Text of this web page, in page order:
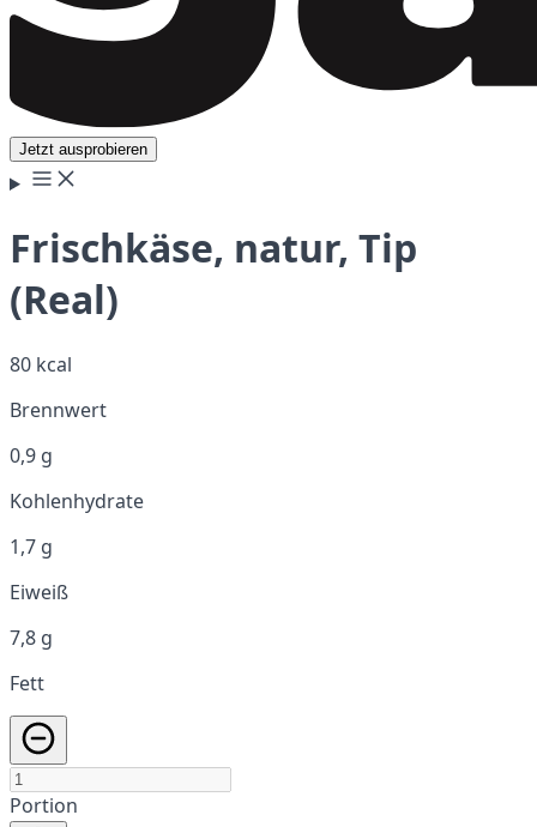
Jetzt ausprobieren
Frischkäse, natur, Tip
(Real)
80 kcal
Brennwert
0,9 g
Kohlenhydrate
1,7 g
Eiweiß
7,8 g
Fett
Portion